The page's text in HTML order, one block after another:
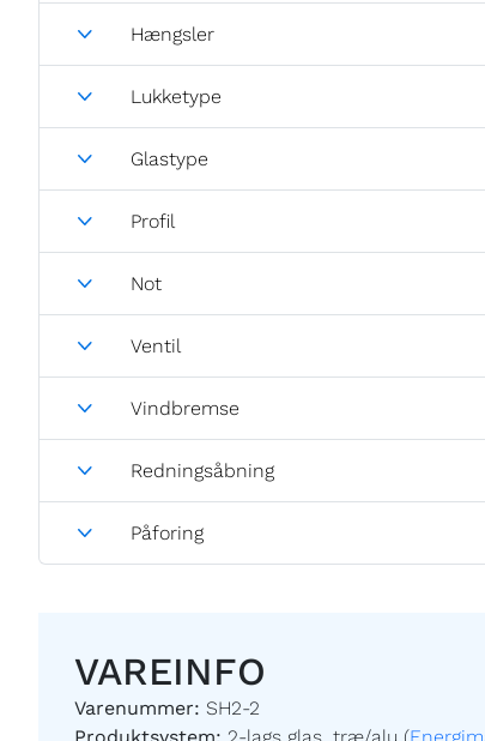
Hængsler
Lukketype
Glastype
Profil
Not
Ventil
Vindbremse
Redningsåbning
Påforing
VAREINFO
Varenummer: SH2-2